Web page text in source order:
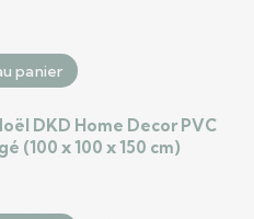
panier
DKD Home Decor PVC
(100 x 100 x 150 cm)